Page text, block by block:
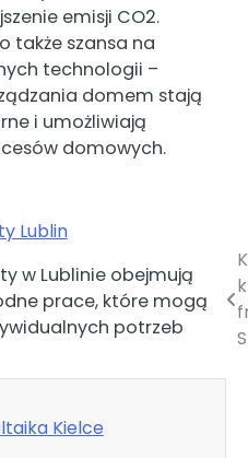
emisji CO2.
także szansa na
technologii –
domem stają
i umożliwiają
domowych.
Lublin
w Lublinie obejmują
prace, które mogą
potrzeb
Kielce